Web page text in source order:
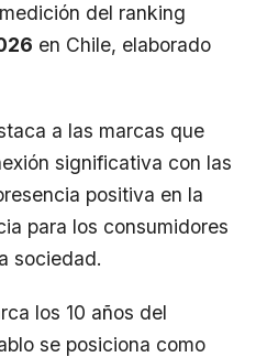
del ranking
en Chile, elaborado
a las marcas que
significativa con las
positiva en la
para los consumidores
sociedad.
los 10 años del
se posiciona como